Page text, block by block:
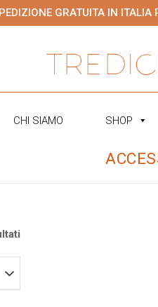
GRATUITA IN ITALIA
CHI SIAMO SHOP